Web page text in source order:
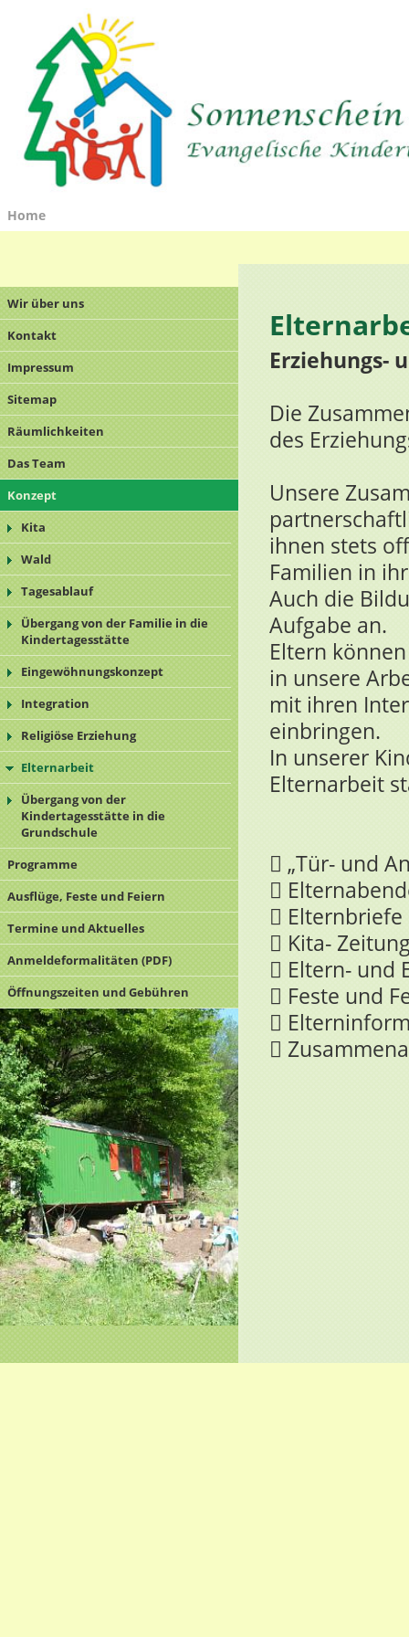
Home
Wir über uns
Kontakt
Impressum
Sitemap
Räumlichkeiten
Das Team
Konzept
Kita
Wald
Tagesablauf
Übergang von der Familie in die
Kindertagesstätte
Eingewöhnungskonzept
Integration
Religiöse Erziehung
Elternarbeit
Übergang von der
Kindertagesstätte in die
Grundschule
Programme
Ausflüge, Feste und Feiern
Termine und Aktuelles
Anmeldeformalitäten (PDF)
Öffnungszeiten und Gebühren
Erziehungs-
Die
des
Unsere
ihnen stets
Familien in
Auch die
Aufgabe an.
Eltern
in unsere
mit ihren
einbringen.
In unserer
Elternarbeit
 „Tür- und

 Elternbriefe
 Kita-
 Eltern- und
 Feste und

